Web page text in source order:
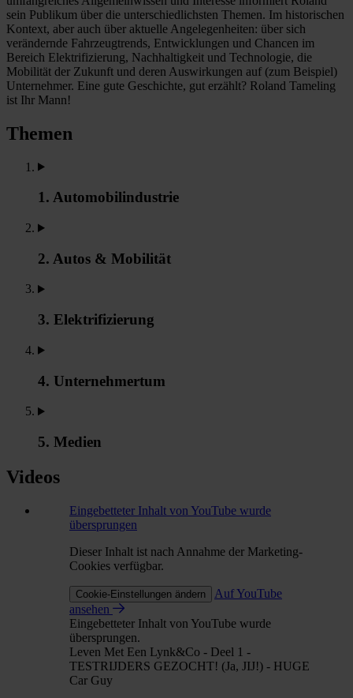
sein Publikum über die unterschiedlichsten Themen. Im historischen
Kontext, aber auch über aktuelle Angelegenheiten: über sich
verändernde Fahrzeugtrends, Entwicklungen und Chancen im
Bereich Elektrifizierung, Nachhaltigkeit und Technologie, die
Mobilität der Zukunft und deren Auswirkungen auf (zum Beispiel)
Unternehmer. Eine gute Geschichte, gut erzählt? Roland Tameling
ist Ihr Mann!
Themen
1. Automobilindustrie
2. Autos & Mobilität
3. Elektrifizierung
4. Unternehmertum
5. Medien
Videos
Eingebetteter Inhalt von YouTube wurde
übersprungen
Dieser Inhalt ist nach Annahme der Marketing-
Cookies verfügbar.
Cookie-Einstellungen ändern
Auf YouTube
ansehen
Eingebetteter Inhalt von YouTube wurde
übersprungen.
Leven Met Een Lynk&Co - Deel 1 -
TESTRIJDERS GEZOCHT! (Ja, JIJ!) - HUGE
Car Guy